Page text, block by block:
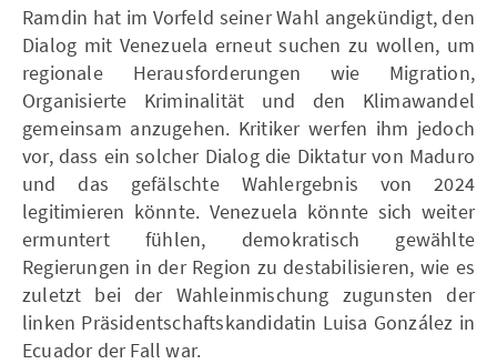
Ramdin hat im Vorfeld seiner Wahl angekündigt, den
Dialog mit Venezuela erneut suchen zu wollen, um
regionale Herausforderungen wie Migration,
Organisierte Kriminalität und den Klimawandel
gemeinsam anzugehen. Kritiker werfen ihm jedoch
vor, dass ein solcher Dialog die Diktatur von Maduro
und das gefälschte Wahlergebnis von 2024
legitimieren könnte. Venezuela könnte sich weiter
ermuntert fühlen, demokratisch gewählte
Regierungen in der Region zu destabilisieren, wie es
zuletzt bei der Wahleinmischung zugunsten der
linken Präsidentschaftskandidatin Luisa González in
Ecuador der Fall war.